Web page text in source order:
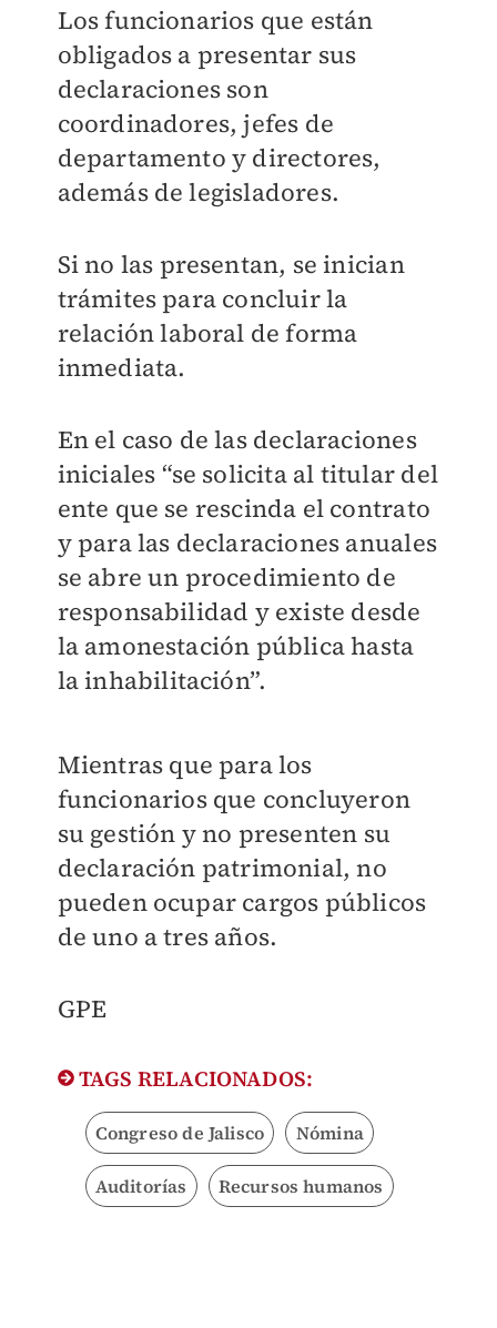
Los funcionarios que están
obligados a presentar sus
declaraciones son
coordinadores, jefes de
departamento y directores,
además de legisladores.
Si no las presentan, se inician
trámites para concluir la
relación laboral de forma
inmediata.
En el caso de las declaraciones
iniciales “se solicita al titular del
ente que se rescinda el contrato
y para las declaraciones anuales
se abre un procedimiento de
responsabilidad y existe desde
la amonestación pública hasta
la inhabilitación”.
Mientras que para los
funcionarios que concluyeron
su gestión y no presenten su
declaración patrimonial, no
pueden ocupar cargos públicos
de uno a tres años.
GPE
TAGS RELACIONADOS:
Congreso de Jalisco Nómina
Auditorías Recursos humanos